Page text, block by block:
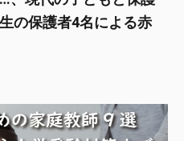
の保護者4名による赤